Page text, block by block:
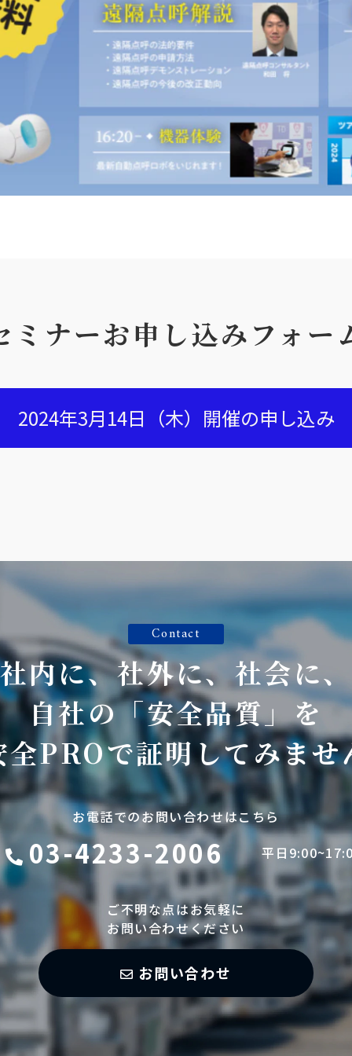
ミナーお申し込みフォー
2024年3月14日（木）開催の申し込み
Contact
社内に、社外に、社会に、
自社の「安全品質」を
全PROで証明してみませ
お電話でのお問い合わせはこちら
03-4233-2006 平日
ご不明な点はお気軽に
お問い合わせください
お問い合わせ